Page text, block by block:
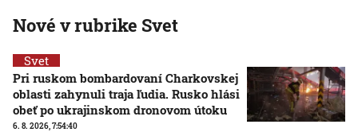
Nové v rubrike Svet
Svet
Pri ruskom bombardovaní Charkovskej
oblasti zahynuli traja ľudia. Rusko hlási
obeť po ukrajinskom dronovom útoku
6. 8. 2026, 7:54:40